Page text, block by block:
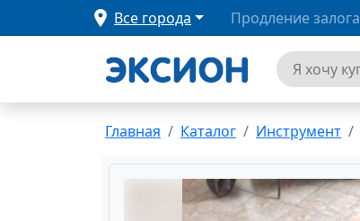
Все города Продление залога
Главная Каталог Инструмент